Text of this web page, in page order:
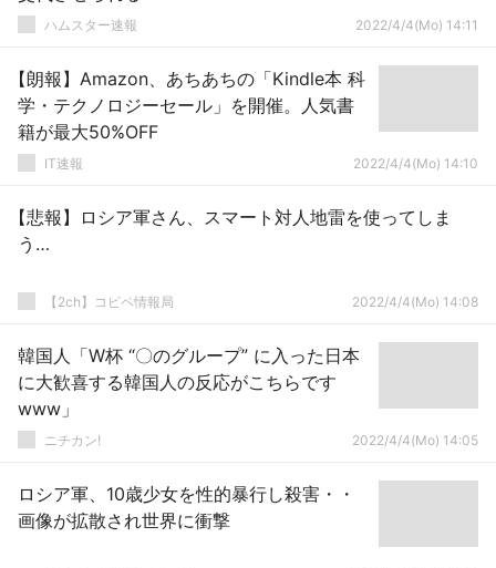
ハムスター速報 2022/4/4(Mo) 14:11
【朗報】Amazon、あちあちの「Kindle本 科
学・テクノロジーセール」を開催。人気書
籍が最大50%OFF
IT速報 2022/4/4(Mo) 14:10
【悲報】ロシア軍さん、スマート対人地雷を使ってしま
う…
【2ch】コピペ情報局 2022/4/4(Mo) 14:08
韓国人「W杯 “〇のグループ” に入った日本
に大歓喜する韓国人の反応がこちらです
www」
ニチカン! 2022/4/4(Mo) 14:05
ロシア軍、10歳少女を性的暴行し殺害・・
画像が拡散され世界に衝撃